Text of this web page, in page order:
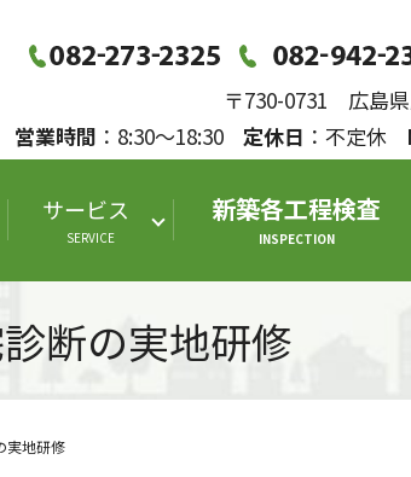
〒730-0731 広島
営業時間 ：8:30～18:30 定休日 ：不定休
サービス
SERVICE
新築各工程検査
INSPECTION
断の実地研修
実地研修